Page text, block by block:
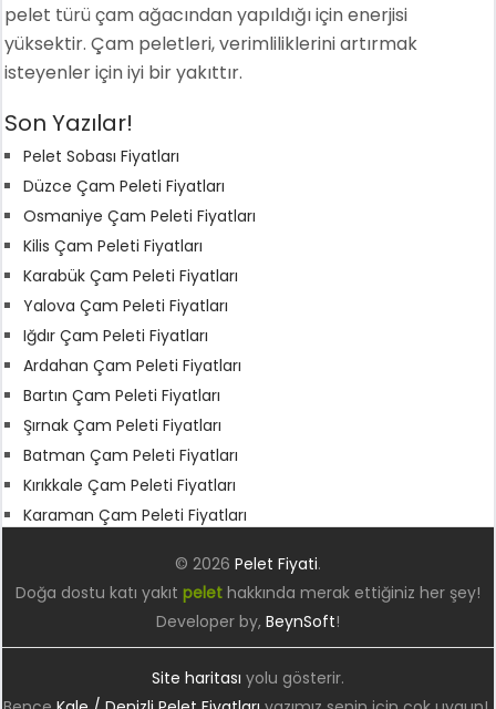
pelet türü çam ağacından yapıldığı için enerjisi
yüksektir. Çam peletleri, verimliliklerini artırmak
isteyenler için iyi bir yakıttır.
Son Yazılar!
Pelet Sobası Fiyatları
Düzce Çam Peleti Fiyatları
Osmaniye Çam Peleti Fiyatları
Kilis Çam Peleti Fiyatları
Karabük Çam Peleti Fiyatları
Yalova Çam Peleti Fiyatları
Iğdır Çam Peleti Fiyatları
Ardahan Çam Peleti Fiyatları
Bartın Çam Peleti Fiyatları
Şırnak Çam Peleti Fiyatları
Batman Çam Peleti Fiyatları
Kırıkkale Çam Peleti Fiyatları
Karaman Çam Peleti Fiyatları
© 2026 Pelet Fiyati.
Doğa dostu katı yakıt pelethakkında merak ettiğiniz her şey!
Developer by, BeynSoft!
Site haritası yolu gösterir.